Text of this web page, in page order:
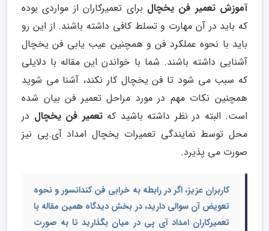
آموزش تعمیر فن یخچال برای تعمیرکاران از مواردی بوده
که باید در آن مهارت و تسلط کافی داشته باشند. از این رو
باید با نحوه عملکرد فن و همچنین عیب یابی فن یخچال
آشنایی داشته باشند. شما با خواندن این مقاله با دلایلی
که سبب می شود تا فن یخچال کار نکند، آشنا می شوید
همچنین نکات مهم در مورد مراحل تعمیر فن بیان شده
است. البته در نظر داشته باشید کهتعمیر فن یخچال در
محل توسط نمایندگی تعمیرات یخچال امداد آی.پی نیز
صورت می پذیرد.
کاربران عزیز، اگر در رابطه به خرابی فن کندانسور و نحوه
تعویض آن سوالی دارید، در بخش دیدگاه همین مقاله با
تعمیرکاران امداد آی پی در میان بگذارید تا به صورت